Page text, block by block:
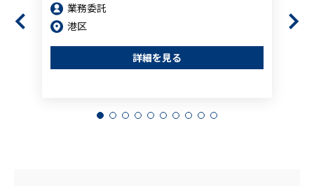
業務委託
港区
詳細を見る